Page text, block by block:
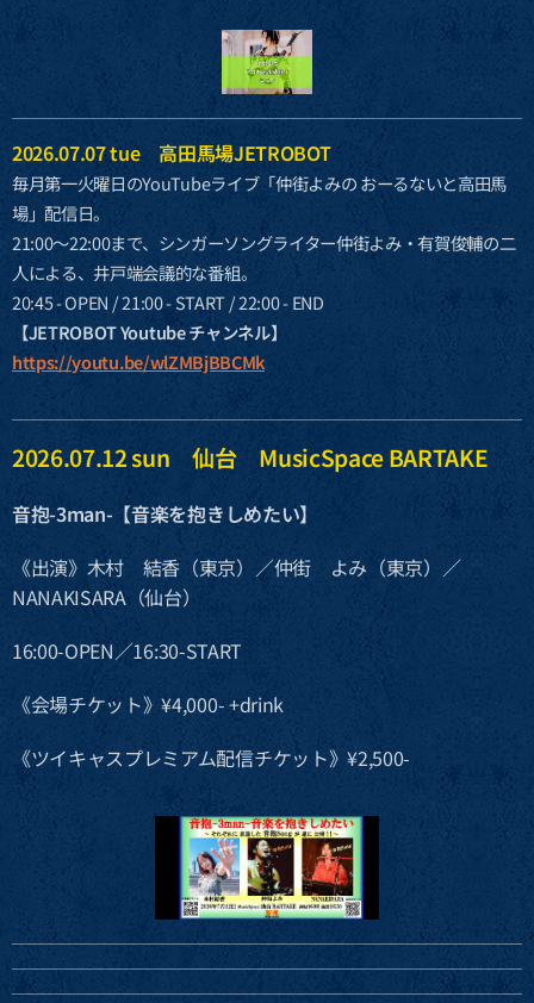
2026.07.07 tue 高田馬場JETROBOT
毎月第一火曜日のYouTubeライブ「仲街よみの おーるないと高田馬
場」配信日。
21:00〜22:00まで、シンガーソングライター仲街よみ・有賀俊輔の二
人による、井戸端会議的な番組。
20:45 - OPEN / 21:00 - START / 22:00 - END
【JETROBOT Youtube チャンネル】
https://youtu.be/wlZMBjBBCMk
2026.07.12 sun 仙台 MusicSpace BARTAKE
音抱-3man-【音楽を抱きしめたい】
《出演》木村 結香（東京）／仲街 よみ（東京）／
NANAKISARA（仙台）
16:00-OPEN／16:30-START
《会場チケット》¥4,000- +drink
《ツイキャスプレミアム配信チケット》¥2,500-